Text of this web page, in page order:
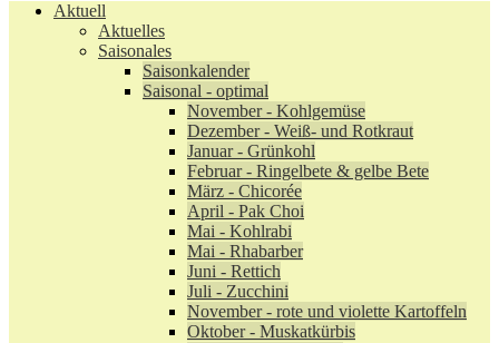
Aktuell
Aktuelles
Saisonales
Saisonkalender
Saisonal - optimal
November - Kohlgemüse
Dezember - Weiß- und Rotkraut
Januar - Grünkohl
Februar - Ringelbete & gelbe Bete
März - Chicorée
April - Pak Choi
Mai - Kohlrabi
Mai - Rhabarber
Juni - Rettich
Juli - Zucchini
November - rote und violette Kartoffeln
Oktober - Muskatkürbis